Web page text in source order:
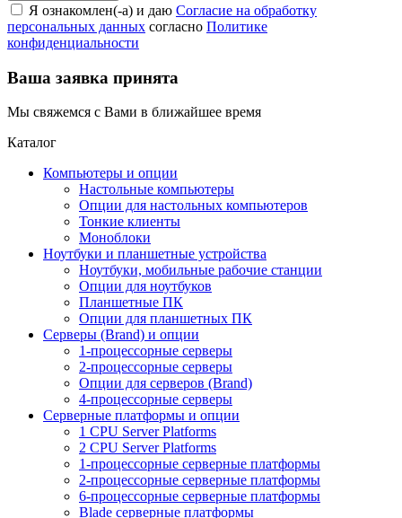
Я ознакомлен(-а) и даю Согласие на обработку
персональных данных согласно Политике
конфиденциальности
Ваша заявка принята
Мы свяжемся с Вами в ближайшее время
Каталог
Компьютеры и опции
Настольные компьютеры
Опции для настольных компьютеров
Тонкие клиенты
Моноблоки
Ноутбуки и планшетные устройства
Ноутбуки, мобильные рабочие станции
Опции для ноутбуков
Планшетные ПК
Опции для планшетных ПК
Серверы (Brand) и опции
1-процессорные серверы
2-процессорные серверы
Опции для серверов (Brand)
4-процессорные серверы
Серверные платформы и опции
1 CPU Server Platforms
2 CPU Server Platforms
1-процессорные серверные платформы
2-процессорные серверные платформы
6-процессорные серверные платформы
Blade серверные платформы